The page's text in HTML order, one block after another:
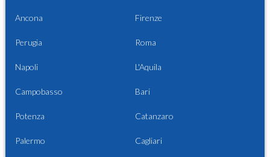
Ancona Firenze
Perugia Roma
Napoli L'Aquila
Campobasso Bari
Potenza Catanzaro
Palermo Cagliari